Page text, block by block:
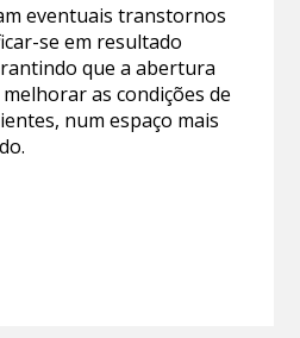
eventuais transtornos
se em resultado
que a abertura
as condições de
num espaço mais